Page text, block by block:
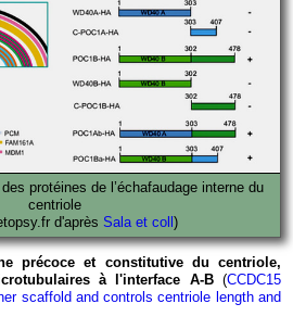
protéines de l’échafaudage interne du
centriole
d'après Sala et coll )
précoce et constitutive du centriole,
à l'interface A-B (CCDC15
scaffold and controls centriole length and